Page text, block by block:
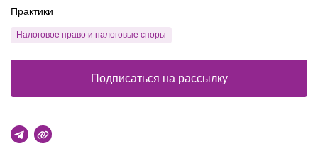
Практики
Налоговое право и налоговые споры
Подписаться на рассылку